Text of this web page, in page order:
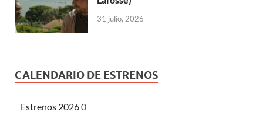
31 julio, 2026
CALENDARIO DE ESTRENOS
Estrenos 20260